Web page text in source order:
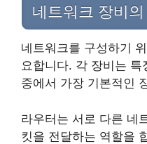
네트워크 장비
네트워크를 구성하기
요합니다. 각 장비는
중에서 가장 기본적인
라우터는 서로 다른 네
킷을 전달하는 역할을